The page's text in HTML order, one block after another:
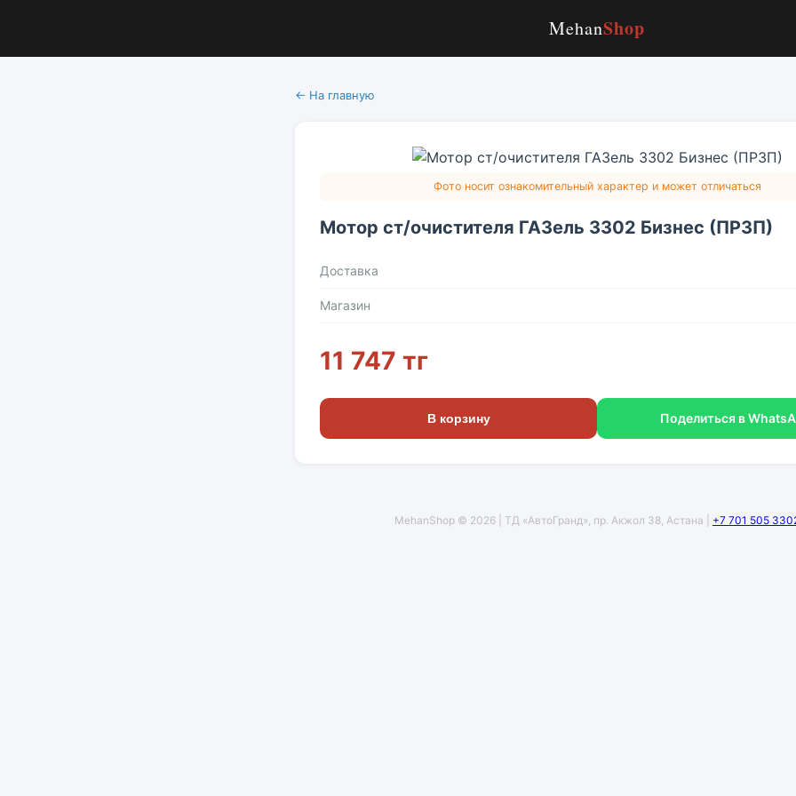
MehanShop
← На главную
Фото носит ознакомительный характер и может отличаться
Мотор ст/очистителя ГАЗель 3302 Бизнес (ПРЗП)
Доставка
Магазин
11 747 тг
В корзину Поделиться в
MehanShop © 2026 | ТД «АвтоГранд», пр. Акжол 38, Астана | +7 701 505